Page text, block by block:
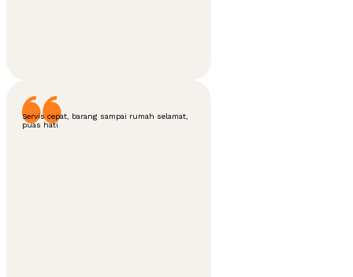
Servis cepat, barang sampai rumah selamat,
puas hati